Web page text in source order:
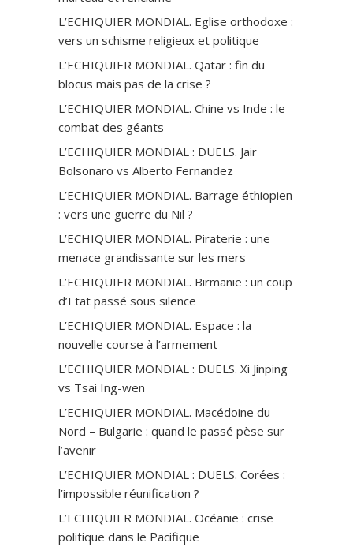
L’ECHIQUIER MONDIAL. Eglise orthodoxe :
vers un schisme religieux et politique
L’ECHIQUIER MONDIAL. Qatar : fin du
blocus mais pas de la crise ?
L’ECHIQUIER MONDIAL. Chine vs Inde : le
combat des géants
L’ECHIQUIER MONDIAL : DUELS. Jair
Bolsonaro vs Alberto Fernandez
L’ECHIQUIER MONDIAL. Barrage éthiopien
: vers une guerre du Nil ?
L’ECHIQUIER MONDIAL. Piraterie : une
menace grandissante sur les mers
L’ECHIQUIER MONDIAL. Birmanie : un coup
d’Etat passé sous silence
L’ECHIQUIER MONDIAL. Espace : la
nouvelle course à l’armement
L’ECHIQUIER MONDIAL : DUELS. Xi Jinping
vs Tsai Ing-wen
L’ECHIQUIER MONDIAL. Macédoine du
Nord – Bulgarie : quand le passé pèse sur
l’avenir
L’ECHIQUIER MONDIAL : DUELS. Corées :
l’impossible réunification ?
L’ECHIQUIER MONDIAL. Océanie : crise
politique dans le Pacifique